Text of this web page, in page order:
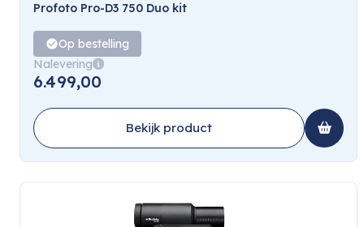
Profoto Pro-D3 750 Duo kit
Op bestelling
Nalevering
6.499,00
Bekijk product